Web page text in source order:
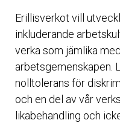
Erillisverkot vill
inkluderande
verka som jämlika
arbetsgemenskapen.
nolltolerans för
och en del av vår
likabehandling och